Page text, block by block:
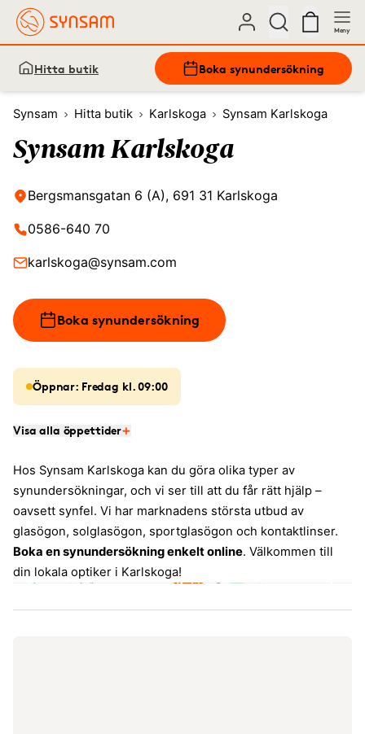
Meny
Hitta butik Boka synundersökning
Synsam Hitta butik Karlskoga Synsam Karlskoga
Synsam Karlskoga
Bergsmansgatan 6 (A), 691 31 Karlskoga
0586-640 70
karlskoga@synsam.com
Boka synundersökning
Öppnar: Fredag kl. 09:00
Visa alla öppettider
Hos Synsam Karlskoga kan du göra olika typer av
synundersökningar, och vi ser till att du får rätt hjälp –
oavsett synfel. Vi har marknadens största utbud av
glasögon, solglasögon, sportglasögon och kontaktlinser.
Boka en synundersökning enkelt online. Välkommen till
din lokala optiker i Karlskoga!